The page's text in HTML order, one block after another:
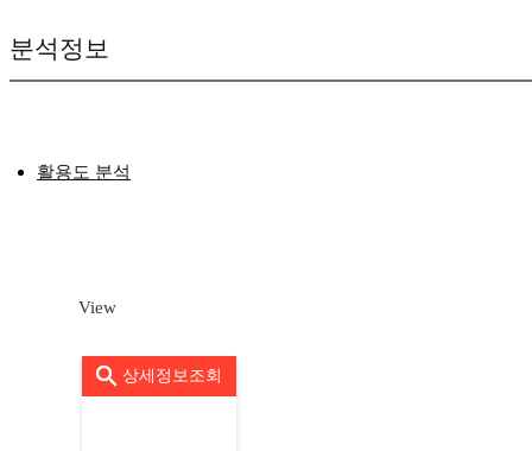
분석정보
활용도 분석
View
상세정보조회